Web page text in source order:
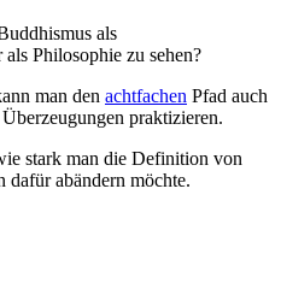
als
als Philosophie zu sehen?
man den achtfachen Pfad auch
praktizieren.
stark man die Definition von
dafür abändern möchte.